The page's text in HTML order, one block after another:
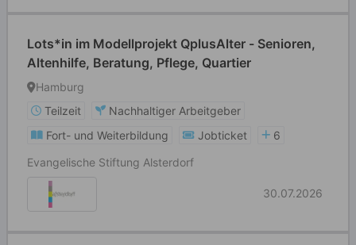
Lots*in im Modellprojekt QplusAlter - Senioren,
Altenhilfe, Beratung, Pflege, Quartier
Hamburg
Teilzeit
Nachhaltiger Arbeitgeber
Fort- und Weiterbildung
Jobticket
6
Evangelische Stiftung Alsterdorf
30.07.2026